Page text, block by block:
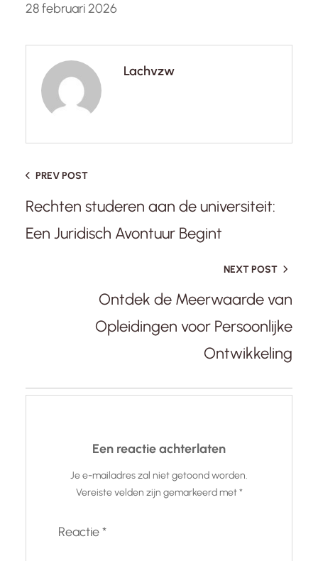
28 februari 2026
Lachvzw
PREV POST
Rechten studeren aan de universiteit:
Een Juridisch Avontuur Begint
NEXT POST
Ontdek de Meerwaarde van
Opleidingen voor Persoonlijke
Ontwikkeling
Een reactie achterlaten
Je e-mailadres zal niet getoond worden.
Vereiste velden zijn gemarkeerd met*
Reactie*